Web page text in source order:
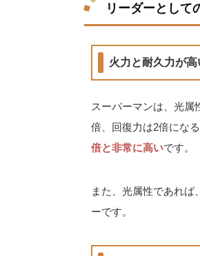
リーダーとして
火力と耐久力が高
スーパーマンは、光属
倍、回復力は2倍にな
倍と非常に高いです。
また、光属性であれ
ーです。